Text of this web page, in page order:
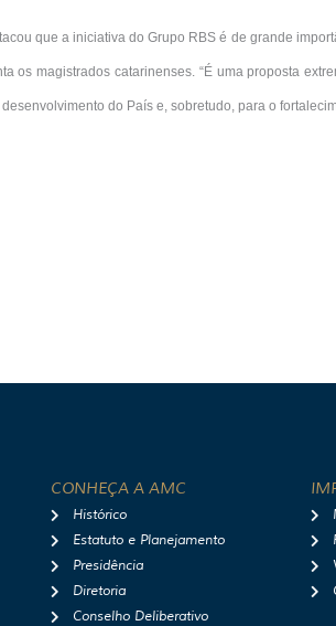
que a iniciativa do Grupo RBS é de grande
os magistrados catarinenses. “É uma proposta
do País e, sobretudo, para o
CONHEÇA A AMC
Histórico
Estatuto e Planejamento
Presidência
Diretoria
Conselho Deliberativo